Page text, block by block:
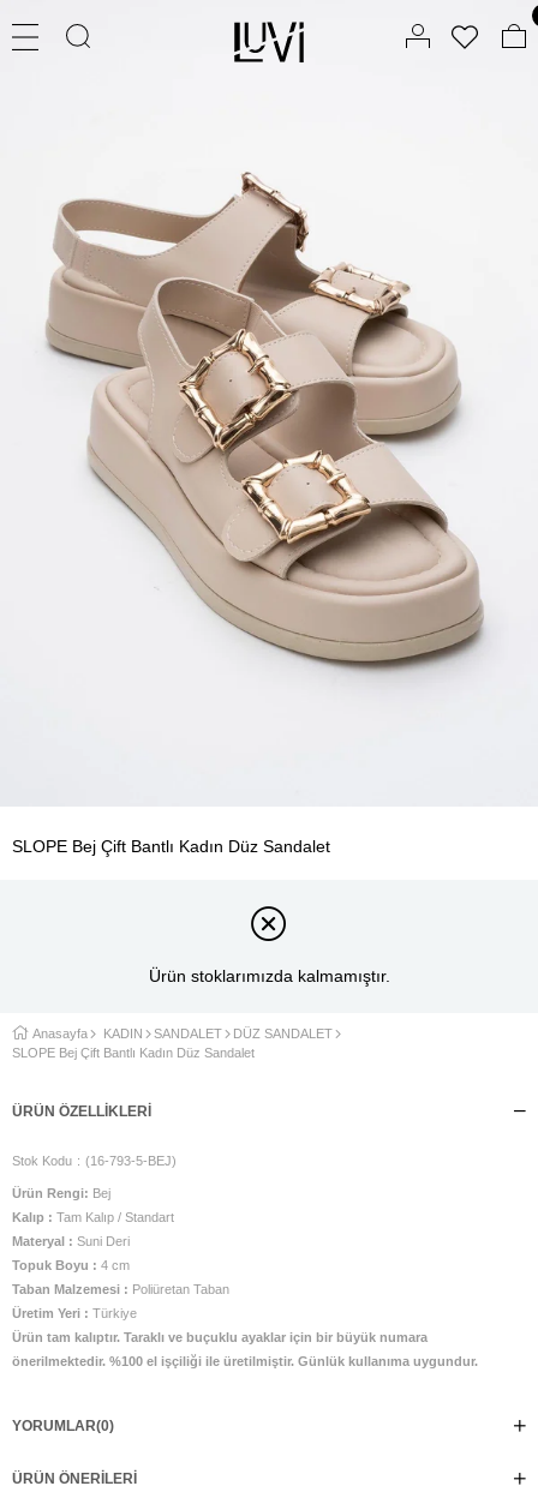
SLOPE Bej Çift Bantlı Kadın Düz Sandalet
Ürün stoklarımızda kalmamıştır.
Anasayfa KADIN SANDALET
DÜZ SANDALET
SLOPE Bej Çift Bantlı Kadın Düz Sandalet
ÜRÜN ÖZELLIKLERI
Stok Kodu (16-793-5-BEJ)
Ürün Rengi: Bej
Kalıp : Tam Kalıp / Standart
Materyal : Suni Deri
Topuk Boyu : 4 cm
Taban Malzemesi : Poliüretan Taban
Üretim Yeri : Türkiye
Ürün tam kalıptır. Taraklı ve buçuklu ayaklar için bir büyük numara
önerilmektedir. %100 el işçiliği ile üretilmiştir. Günlük kullanıma uygundur.
YORUMLAR(0)
ÜRÜN ÖNERILERI